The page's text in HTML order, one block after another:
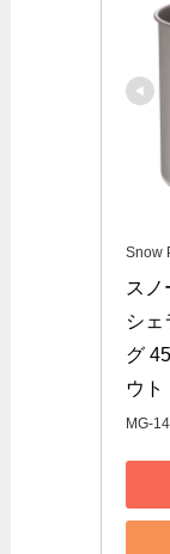
Snow
スノ
シェ
グ
ウト
MG-